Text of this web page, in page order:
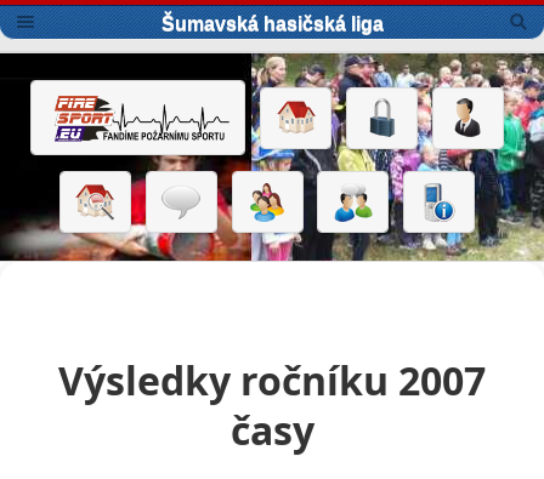
Šumavská hasičská liga
Výsledky ročníku 2007
časy